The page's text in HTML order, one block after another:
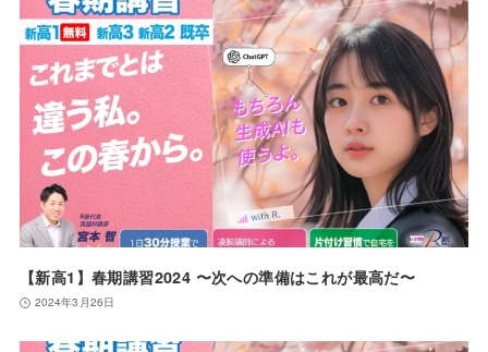
【新高1】春期講習2024 〜次への準備はこれが最高だ〜
2024年3月26日